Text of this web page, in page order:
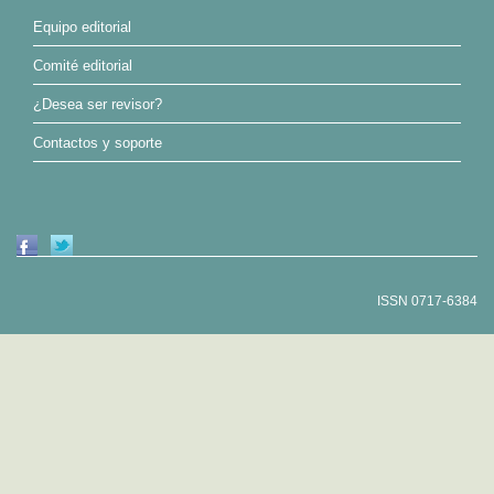
Equipo editorial
Comité editorial
¿Desea ser revisor?
Contactos y soporte
ISSN 0717-6384